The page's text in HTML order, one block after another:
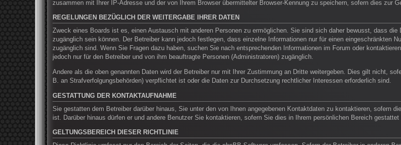
zusammen mit Ihrer IP-Adresse und der von Ihrem Browser übermittelter Browser-Kennung zu speichern, sofern dies zur
REGELUNGEN BEZÜGLICH DER WEITERGABE IHRER DATEN
Zweck eines Boards ist es, einen Austausch mit anderen Personen zu ermöglichen. Sie sind sich daher bewusst, dass
zugänglich sein können. Der Betreiber kann jedoch festlegen, dass einzelne Informationen nur für einen eingeschränkten
zugänglich sind. Wenn Sie Fragen dazu haben, suchen Sie nach entsprechenden Informationen im Forum oder
jedoch nur für den Betreiber und von ihm beauftragte Personen (Administratoren) zugänglich.
Andere als die oben genannten Daten wird der Betreiber nur mit Ihrer Zustimmung an Dritte weitergeben. Dies gilt nicht,
B. an Strafverfolgungsbehörden) verpflichtet ist oder die Daten zur Durchsetzung rechtlicher Interessen erforderlich sind.
GESTATTUNG DER KONTAKTAUFNAHME
Sie gestatten dem Betreiber darüber hinaus, Sie unter den von Ihnen angegebenen Kontaktdaten zu kontaktieren, sofern
ist. Darüber hinaus dürfen er und andere Benutzer Sie kontaktieren, sofern Sie dies in Ihrem persönlichen Bereich gestattet
GELTUNGSBEREICH DIESER RICHTLINIE